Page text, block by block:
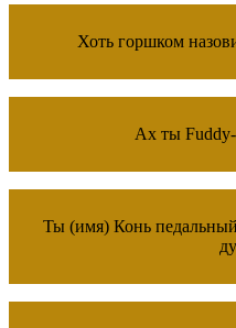
Хоть горшком
Ах ты
Ты (имя) Конь